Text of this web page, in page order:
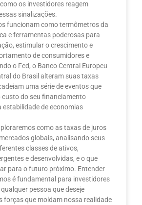
os investidores reagem
sinalizações.
funcionam como termômetros da
e ferramentas poderosas para
estimular o crescimento e
de consumidores e
o Fed, o Banco Central Europeu
do Brasil alteram suas taxas
uma série de eventos que
custo do seu financiamento
estabilidade de economias
como as taxas de juros
globais, analisando seus
classes de ativos,
e desenvolvidas, e o que
para o futuro próximo. Entender
é fundamental para investidores
pessoa que deseje
forças que moldam nossa realidade